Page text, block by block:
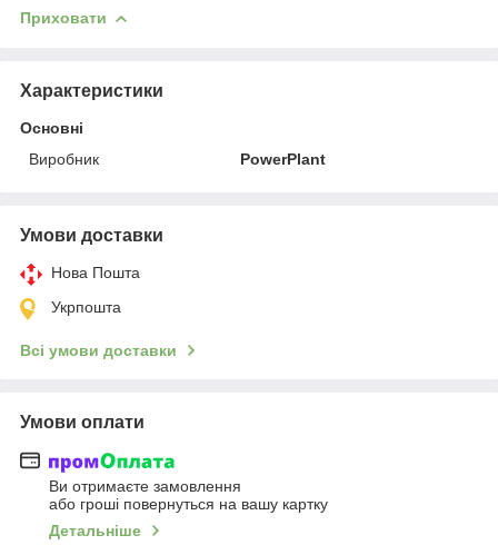
Приховати
Характеристики
Основні
Виробник
PowerPlant
Умови доставки
Нова Пошта
Укрпошта
Всі умови доставки
Умови оплати
Ви отримаєте замовлення
або гроші повернуться на вашу картку
Детальніше